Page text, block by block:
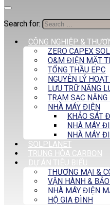
Search for:
CÔNG NGHIỆP &
ZERO CAPEX
O&M ĐIỆN MẶT
TỔNG THẦU EPC
NGUYÊN LÝ
LƯU TRỮ NĂNG
TRẠM SẠC NĂNG
NHÀ MÁY ĐIỆN
KHẢO SÁT
NHÀ MÁY
NHÀ MÁY
SOLPLANET
TRUNG HÒA CARBON
DỰ ÁN TIÊU BIỂU
THƯƠNG MẠI &
VẬN HÀNH &
NHÀ MÁY ĐIỆN
HỘ GIA ĐÌNH